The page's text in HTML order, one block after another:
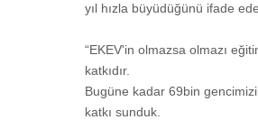
yıl hızla büyüdüğünü ifade
“EKEV'in olmazsa olmazı
katkıdır.
Bugüne kadar 69bin
katkı sunduk.